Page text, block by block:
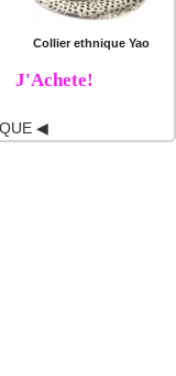
Collier ethnique Yao
J'Achete!
◀